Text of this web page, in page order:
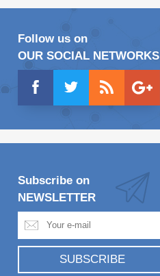
Follow us on
OUR SOCIAL NETWORKS
Subscribe on
NEWSLETTER
SUBSCRIBE